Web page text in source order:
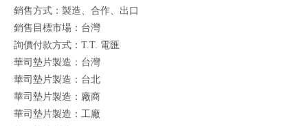
銷售方式：製造、合作、出口
銷售目標市場：台灣
詢價付款方式：T.T. 電匯
華司墊片製造：台灣
華司墊片製造：台北
華司墊片製造：廠商
華司墊片製造：工廠